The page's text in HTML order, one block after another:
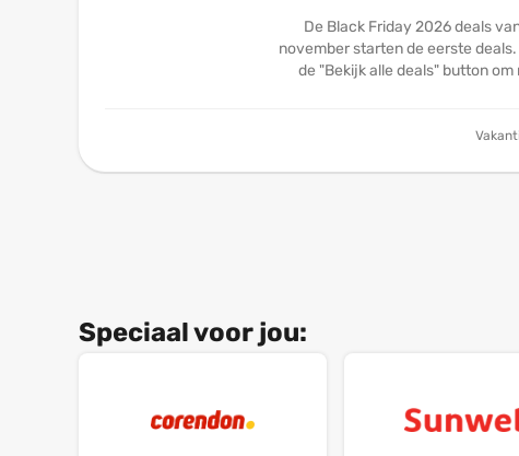
De Black Friday 2026 deals
november starten de eerste
de "Bekijk alle deals" button
Speciaal voor jou: